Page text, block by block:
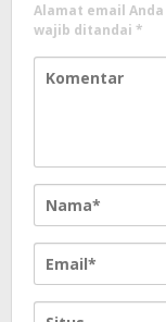
Alamat email
wajib ditandai *